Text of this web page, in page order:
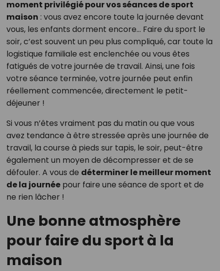
moment privilégié pour vos séances de sport
maison : vous avez encore toute la journée devant
vous, les enfants dorment encore... Faire du sport le
soir, c’est souvent un peu plus compliqué, car toute la
logistique familiale est enclenchée ou vous êtes
fatigués de votre journée de travail. Ainsi, une fois
votre séance terminée, votre journée peut enfin
réellement commencée, directement le petit-
déjeuner !
Si vous n’êtes vraiment pas du matin ou que vous
avez tendance à être stressée après une journée de
travail, la course à pieds sur tapis, le soir, peut-être
également un moyen de décompresser et de se
défouler. A vous de déterminer le meilleur moment
de la journéepour faire une séance de sport et de
ne rien lâcher !
Une bonne atmosphère
pour faire du sport à la
maison